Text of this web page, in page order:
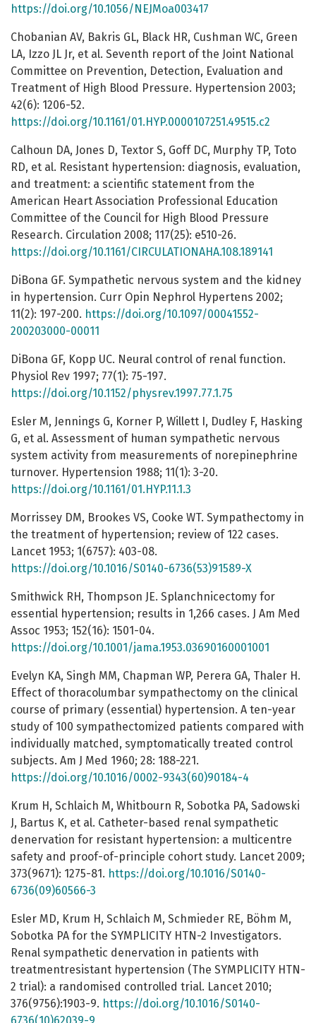
https://doi.org/10.1056/NEJMoa003417
Chobanian AV, Bakris GL, Black HR, Cushman WC, Green
LA, Izzo JL Jr, et al. Seventh report of the Joint National
Committee on Prevention, Detection, Evaluation and
Treatment of High Blood Pressure. Hypertension 2003;
42(6): 1206-52.
https://doi.org/10.1161/01.HYP.0000107251.49515.c2
Calhoun DA, Jones D, Textor S, Goff DC, Murphy TP, Toto
RD, et al. Resistant hypertension: diagnosis, evaluation,
and treatment: a scientific statement from the
American Heart Association Professional Education
Committee of the Council for High Blood Pressure
Research. Circulation 2008; 117(25): e510-26.
https://doi.org/10.1161/CIRCULATIONAHA.108.189141
DiBona GF. Sympathetic nervous system and the kidney
in hypertension. Curr Opin Nephrol Hypertens 2002;
11(2): 197-200. https://doi.org/10.1097/00041552-
200203000-00011
DiBona GF, Kopp UC. Neural control of renal function.
Physiol Rev 1997; 77(1): 75-197.
https://doi.org/10.1152/physrev.1997.77.1.75
Esler M, Jennings G, Korner P, Willett I, Dudley F, Hasking
G, et al. Assessment of human sympathetic nervous
system activity from measurements of norepinephrine
turnover. Hypertension 1988; 11(1): 3-20.
https://doi.org/10.1161/01.HYP.11.1.3
Morrissey DM, Brookes VS, Cooke WT. Sympathectomy in
the treatment of hypertension; review of 122 cases.
Lancet 1953; 1(6757): 403-08.
https://doi.org/10.1016/S0140-6736(53)91589-X
Smithwick RH, Thompson JE. Splanchnicectomy for
essential hypertension; results in 1,266 cases. J Am Med
Assoc 1953; 152(16): 1501-04.
https://doi.org/10.1001/jama.1953.03690160001001
Evelyn KA, Singh MM, Chapman WP, Perera GA, Thaler H.
Effect of thoracolumbar sympathectomy on the clinical
course of primary (essential) hypertension. A ten-year
study of 100 sympathectomized patients compared with
individually matched, symptomatically treated control
subjects. Am J Med 1960; 28: 188-221.
https://doi.org/10.1016/0002-9343(60)90184-4
Krum H, Schlaich M, Whitbourn R, Sobotka PA, Sadowski
J, Bartus K, et al. Catheter-based renal sympathetic
denervation for resistant hypertension: a multicentre
safety and proof-of-principle cohort study. Lancet 2009;
373(9671): 1275-81. https://doi.org/10.1016/S0140-
6736(09)60566-3
Esler MD, Krum H, Schlaich M, Schmieder RE, Böhm M,
Sobotka PA for the SYMPLICITY HTN-2 Investigators.
Renal sympathetic denervation in patients with
treatmentresistant hypertension (The SYMPLICITY HTN-
2 trial): a randomised controlled trial. Lancet 2010;
376(9756):1903-9. https://doi.org/10.1016/S0140-